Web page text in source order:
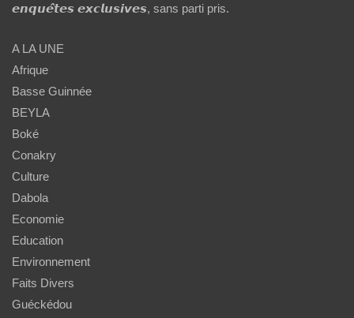
𝙚𝙣𝙦𝙪𝙚̂𝙩𝙚𝙨 𝙚𝙭𝙘𝙡𝙪𝙨𝙞𝙫𝙚𝙨, sans parti pris.
A LA UNE
Afrique
Basse Guinnée
BEYLA
Boké
Conakry
Culture
Dabola
Economie
Education
Environnement
Faits Divers
Guéckédou